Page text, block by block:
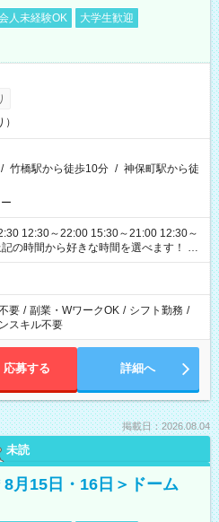
人未経験OK
大学生歓迎
/ 竹橋駅から徒歩10分 / 神保町駅から徒
12:30～22:00 15:30～21:00 12:30～
があります
要 / 副業・WワークOK / シフト勤務 /
スキル不要
応募する 詳細へ
掲載日：2026.08.04
未読
月15日・16日＞ドーム